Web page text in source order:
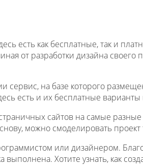
есть как бесплатные, так и
от разработки дизайна своего
на базе которого
есть и их бесплатные варианты
сайтов на самые
можно смоделировать
или дизайнером.
Хотите узнать, как